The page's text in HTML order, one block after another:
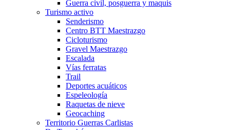
Guerra civil, posguerra y maquis
Turismo activo
Senderismo
Centro BTT Maestrazgo
Cicloturismo
Gravel Maestrazgo
Escalada
Vías ferratas
Trail
Deportes acuáticos
Espeleología
Raquetas de nieve
Geocaching
Territorio Guerras Carlistas